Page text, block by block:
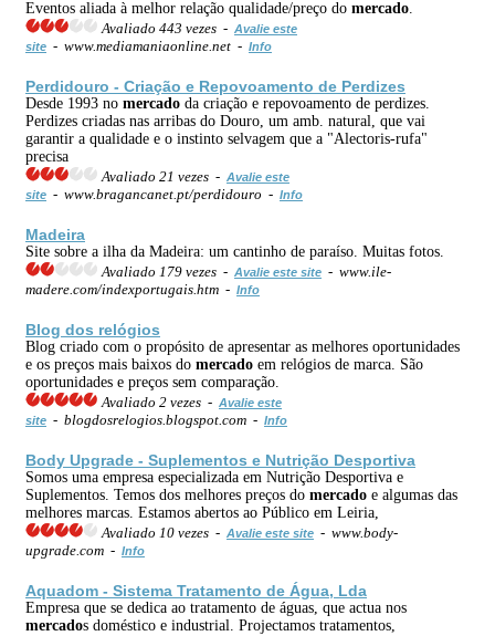
Eventos aliada à melhor relação qualidade/preço do mercado
Avaliado 443 vezes - Avalie este
site - www.mediamaniaonline.net - Info
Perdidouro - Criação e Repovoamento de Perdizes
Desde 1993 no mercado da criação e repovoamento de perdizes.
Perdizes criadas nas arribas do Douro, um amb. natural, que vai
garantir a qualidade e o instinto selvagem que a "Alectoris-rufa"
precisa
Avaliado 21 vezes - Avalie este
site - www.bragancanet.pt/perdidouro - Info
Madeira
Site sobre a ilha da Madeira: um cantinho de paraíso. Muitas fotos.
Avaliado 179 vezes - Avalie este site - www.ile-
madere.com/indexportugais.htm - Info
Blog dos relógios
Blog criado com o propósito de apresentar as melhores oportunidades
e os preços mais baixos do mercado em relógios de marca. São
oportunidades e preços sem comparação.
Avaliado 2 vezes - Avalie este
site - blogdosrelogios.blogspot.com - Info
Body Upgrade - Suplementos e Nutrição Desportiva
Somos uma empresa especializada em Nutrição Desportiva e
Suplementos. Temos dos melhores preços do mercado e algumas das
melhores marcas. Estamos abertos ao Público em Leiria,
Avaliado 10 vezes - Avalie este site - www.body-
upgrade.com - Info
Aquadom - Sistema Tratamento de Água, Lda
Empresa que se dedica ao tratamento de águas, que actua nos
mercados doméstico e industrial. Projectamos tratamentos,